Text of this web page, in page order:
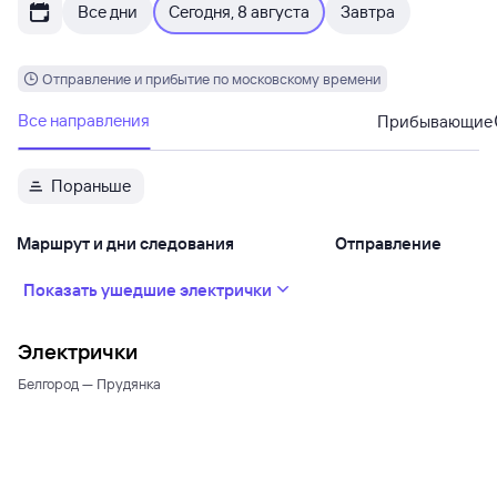
Все дни Сегодня, 8 августа Завтра
Отправление и прибытие по московскому времени
Все направления Прибывающие
Пораньше
Маршрут и дни следования Отправление
Показать ушедшие электрички
Электрички
Белгород — Прудянка